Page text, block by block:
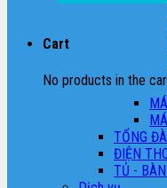
Cart
No products in the
TỔNG
ĐIỆN
TỦ -